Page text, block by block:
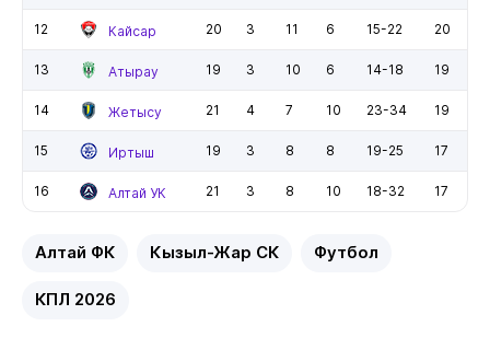
12 Кайсар 20 3 11 6 15-22 20
13 Атырау 19 3 10 6 14-18 19
14 Жетысу 21 4 7 10 23-34 19
15 Иртыш 19 3 8 8 19-25 17
16 Алтай УК 21 3 8 10 18-32 17
Алтай ФК Кызыл-Жар СК Футбол
КПЛ 2026